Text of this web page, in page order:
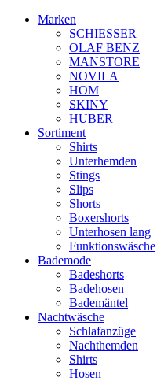
Marken
SCHIESSER
OLAF BENZ
MANSTORE
NOVILA
HOM
SKINY
HUBER
Sortiment
Shirts
Unterhemden
Stings
Slips
Shorts
Boxershorts
Unterhosen lang
Funktionswäsche
Bademode
Badeshorts
Badehosen
Bademäntel
Nachtwäsche
Schlafanzüge
Nachthemden
Shirts
Hosen